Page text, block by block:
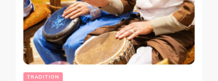
TRADITION